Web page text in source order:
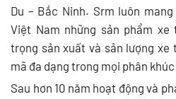
Du – Bắc Ninh. Srm luôn
Việt Nam những sản phẩm
trọng sản xuất và sản lượng xe
mã đa dạng trong mọi phân
Sau hơn 10 năm hoạt động và